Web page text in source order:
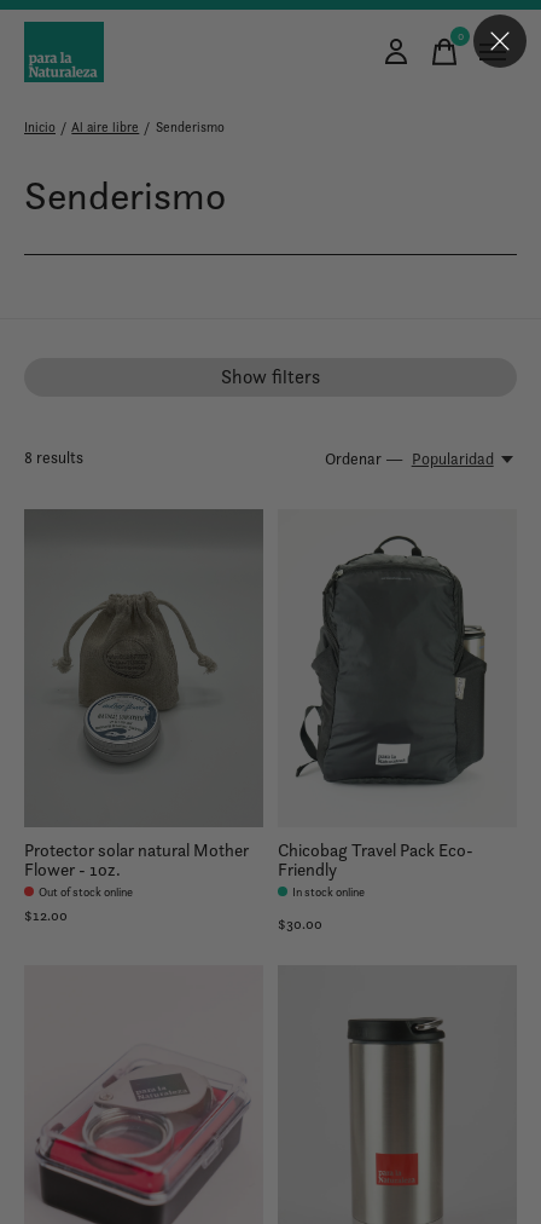
0items
Inicio / Al aire libre / Senderismo
Senderismo
Show filters
8 results Ordenar — Popularidad
Protector solar natural Mother
Flower - 1oz.
Out of stock online
$12.00
Chicobag Travel Pack Eco-
Friendly
In stock online
$30.00